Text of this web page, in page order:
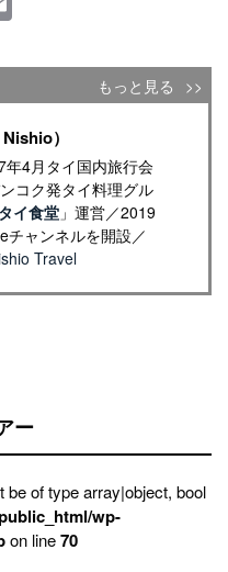
もっと見る
）
4月タイ国内旅行会
コク発タイ料理グル
イ食堂」運営／2019
チャンネルを開設／
Travel
ー
be of type array|object, bool
wp-
on line70